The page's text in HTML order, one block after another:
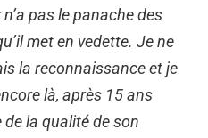
pas le panache des
met en vedette. Je ne
la reconnaissance et je
là, après 15 ans
de la qualité de son